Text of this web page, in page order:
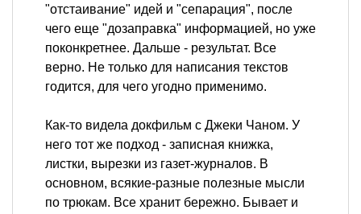
"отстаивание" идей и "сепарация", после
чего еще "дозаправка" информацией, но уже
поконкретнее. Дальше - результат. Все
верно. Не только для написания текстов
годится, для чего угодно применимо.
Как-то видела докфильм с Джеки Чаном. У
него тот же подход - записная книжка,
листки, вырезки из газет-журналов. В
основном, всякие-разные полезные мысли
по трюкам. Все хранит бережно. Бывает и